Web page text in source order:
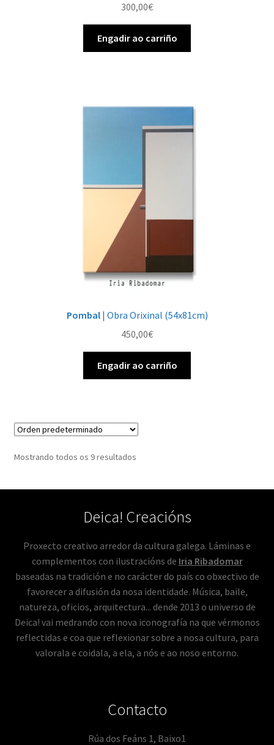
300,00€
Engadir ao carriño
Pombal| Obra Orixinal (54x81cm)
450,00€
Engadir ao carriño
Mostrando todos os 9 resultados
Deica! Creacións
Proxecto creativo arredor da cultura galega. Láminas e
complementos con ilustracións de Iria Ribadomar
baseadas na tradición e no carácter do país co obxectivo de
favorecer a difusión da nosa identidade. Música, baile,
natureza, oficios, arquitectura... dende 2013 o universo de
Deica! vai medrando con nova iconografía na que vérmonos
reflectidas e coa que reflexionar sobre a nosa cultura, para
valorala e coidala, a ela, a nós e ao noso entorno.
Contacto
Rúa dos Feáns 1, Baixo1